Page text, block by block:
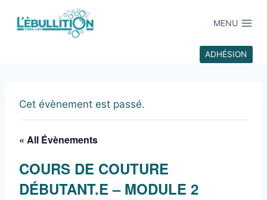
MENU
ADHÉSION
Cet évènement est passé.
« All Évènements
COURS DE COUTURE
DÉBUTANT.E – MODULE 2